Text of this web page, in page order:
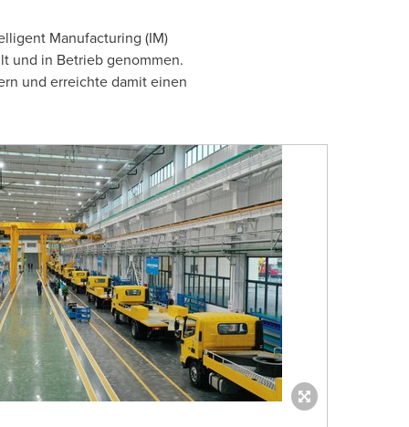
Manufacturing (IM)
und in Betrieb genommen.
und erreichte damit einen